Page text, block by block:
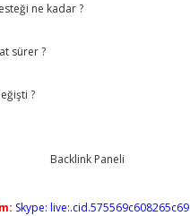
ne kadar ?
sürer ?
?
Skype: live:.cid.575569c608265c69